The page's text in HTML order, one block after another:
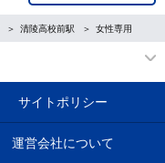
清陵高校前駅 女性専用
サイトポリシー
運営会社について